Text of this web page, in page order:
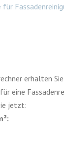
erhalten
eine
jetzt: